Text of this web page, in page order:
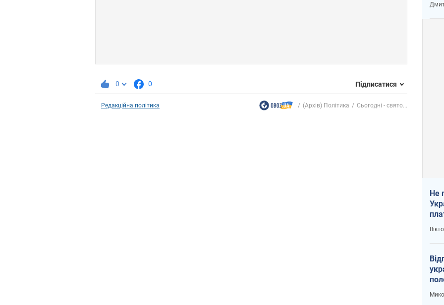
0 0 Підписатися
Редакційна політика (Архів) Політика Сьогодні - свято...
Не